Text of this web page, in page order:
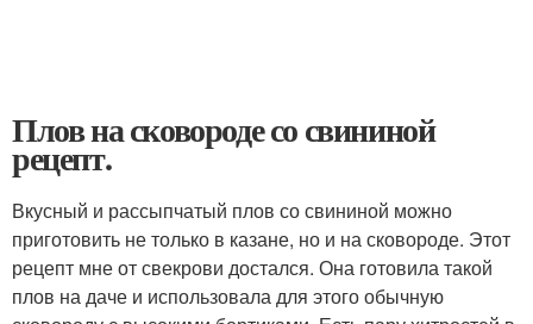
Плов на сковороде со свининой
рецепт.
Вкусный и рассыпчатый плов со свининой можно
приготовить не только в казане, но и на сковороде. Этот
рецепт мне от свекрови достался. Она готовила такой
плов на даче и использовала для этого обычную